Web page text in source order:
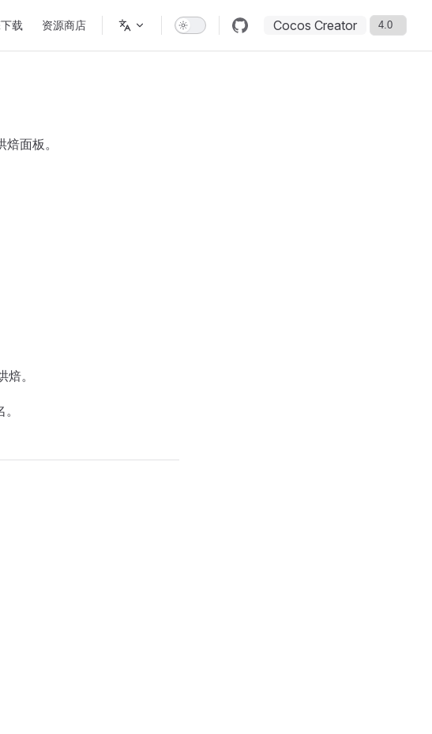
载 资源商店 Cocos Creator
面板。
。